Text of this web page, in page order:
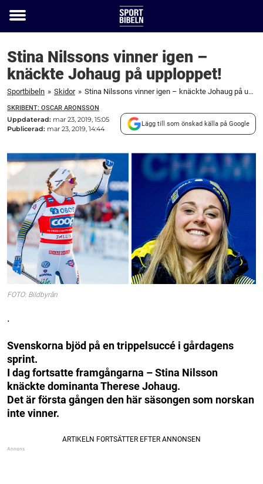
Toggle
Stina Nilssons vinner igen –
knäckte Johaug på upploppet!
Sportbibeln » Skidor » Stina Nilssons vinner igen – knäckte Johaug på upploppet!
SKRIBENT: OSCAR ARONSSON
Uppdaterad: mar 23, 2019, 15:05
Publicerad: mar 23, 2019, 14:44
Lägg till som önskad källa på Google
FOTO: Bildbyrån
.
Svenskorna bjöd på en trippelsuccé i gårdagens
sprint.
I dag fortsatte framgångarna – Stina Nilsson
knäckte dominanta Therese Johaug.
Det är första gången den här säsongen som norskan
inte vinner.